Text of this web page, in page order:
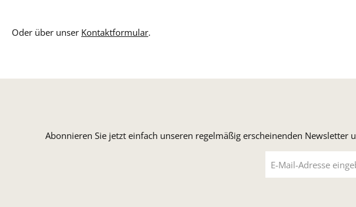
Oder über unser Kontaktformular.
Abonnieren Sie jetzt einfach unseren regelmäßig erscheinenden
Mail-
Adresse